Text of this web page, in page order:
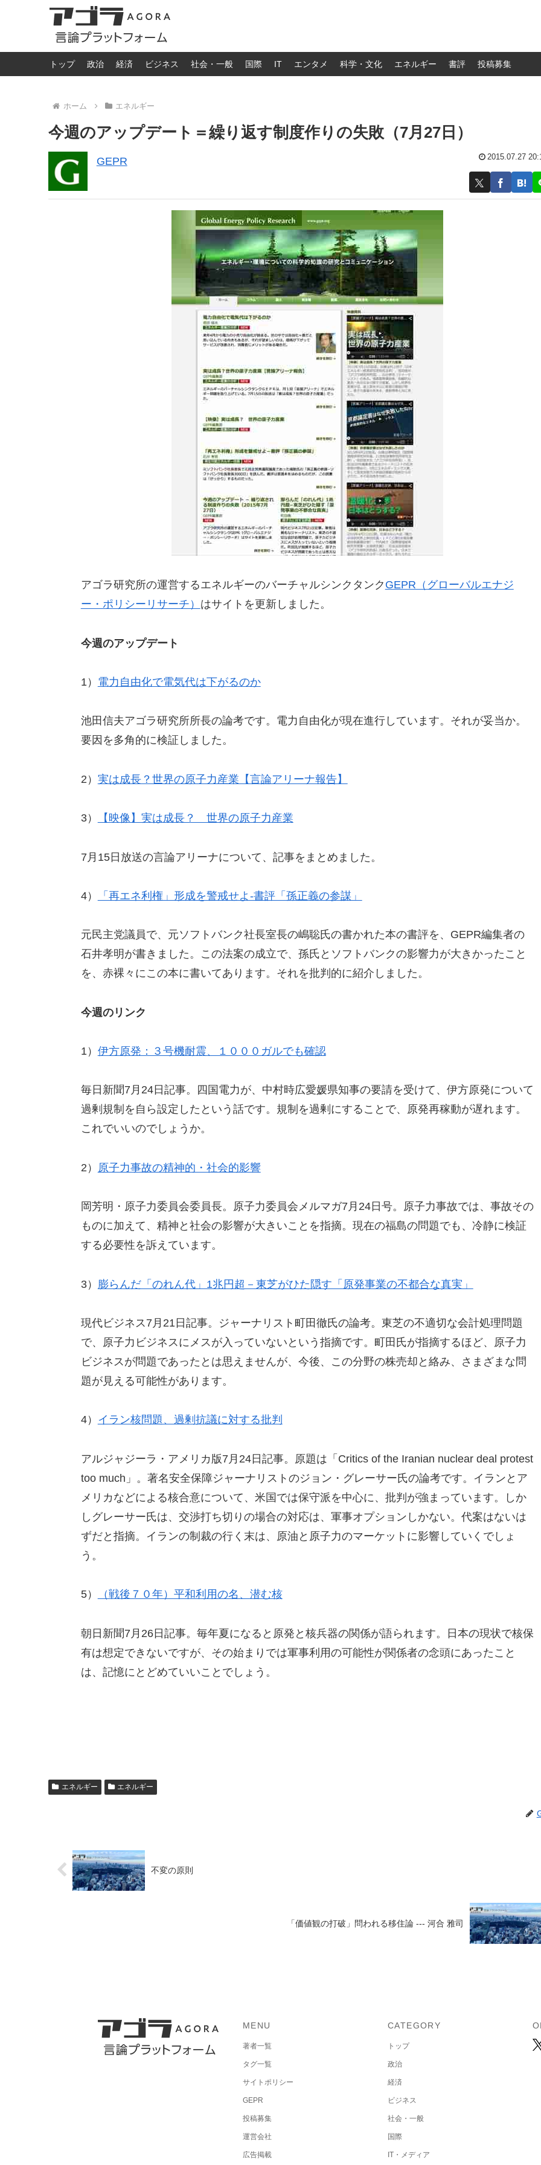
トップ 政治 経済 ビジネス 社会・一般 国際 IT エンタメ 科学・文化 エネルギー 書評 投稿募集
ホーム エネルギー
今週のアップデート＝繰り返す制度作りの失敗（7月27日）
GEPR 2015.07.27
アゴラ研究所の運営するエネルギーのバーチャルシンクタンク GEPR（グローバルエナジ
ー・ポリシーリサーチ） はサイトを更新しました。
今週のアップデート
1） 電力自由化で電気代は下がるのか
池田信夫アゴラ研究所所長の論考です。電力自由化が現在進行しています。それが妥当か。
要因を多角的に検証しました。
2） 実は成長？世界の原子力産業【言論アリーナ報告】
3） 【映像】実は成長？ 世界の原子力産業
7月15日放送の言論アリーナについて、記事をまとめました。
4） 「再エネ利権」形成を警戒せよ-書評「孫正義の参謀」
元民主党議員で、元ソフトバンク社長室長の嶋聡氏の書かれた本の書評を、GEPR編集者の
石井孝明が書きました。この法案の成立で、孫氏とソフトバンクの影響力が大きかったこと
を、赤裸々にこの本に書いてあります。それを批判的に紹介しました。
今週のリンク
1） 伊方原発：３号機耐震、１０００ガルでも確認
毎日新聞7月24日記事。四国電力が、中村時広愛媛県知事の要請を受けて、伊方原発について
過剰規制を自ら設定したという話です。規制を過剰にすることで、原発再稼動が遅れます。
これでいいのでしょうか。
2） 原子力事故の精神的・社会的影響
岡芳明・原子力委員会委員長。原子力委員会メルマガ7月24日号。原子力事故では、事故その
ものに加えて、精神と社会の影響が大きいことを指摘。現在の福島の問題でも、冷静に検証
する必要性を訴えています。
3） 膨らんだ「のれん代」1兆円超－東芝がひた隠す「原発事業の不都合な真実」
現代ビジネス7月21日記事。ジャーナリスト町田徹氏の論考。東芝の不適切な会計処理問題
で、原子力ビジネスにメスが入っていないという指摘です。町田氏が指摘するほど、原子力
ビジネスが問題であったとは思えませんが、今後、この分野の株売却と絡み、さまざまな問
題が見える可能性があります。
4） イラン核問題、過剰抗議に対する批判
アルジャジーラ・アメリカ版7月24日記事。原題は「Critics of the Iranian nuclear deal protest
too much」。著名安全保障ジャーナリストのジョン・グレーサー氏の論考です。イランとア
メリカなどによる核合意について、米国では保守派を中心に、批判が強まっています。しか
しグレーサー氏は、交渉打ち切りの場合の対応は、軍事オプションしかない。代案はないは
ずだと指摘。イランの制裁の行く末は、原油と原子力のマーケットに影響していくでしょ
う。
5） （戦後７０年）平和利用の名、潜む核
朝日新聞7月26日記事。毎年夏になると原発と核兵器の関係が語られます。日本の現状で核保
有は想定できないですが、その始まりでは軍事利用の可能性が関係者の念頭にあったこと
は、記憶にとどめていいことでしょう。
エネルギー エネルギー
不変の原則
「価値観の打破」問われる移住論 --- 河合 雅司
MENU
著者一覧
タグ一覧
サイトポリシー
GEPR
投稿募集
運営会社
広告掲載
CATEGORY
トップ
政治
経済
ビジネス
社会・一般
国際
IT・メディア